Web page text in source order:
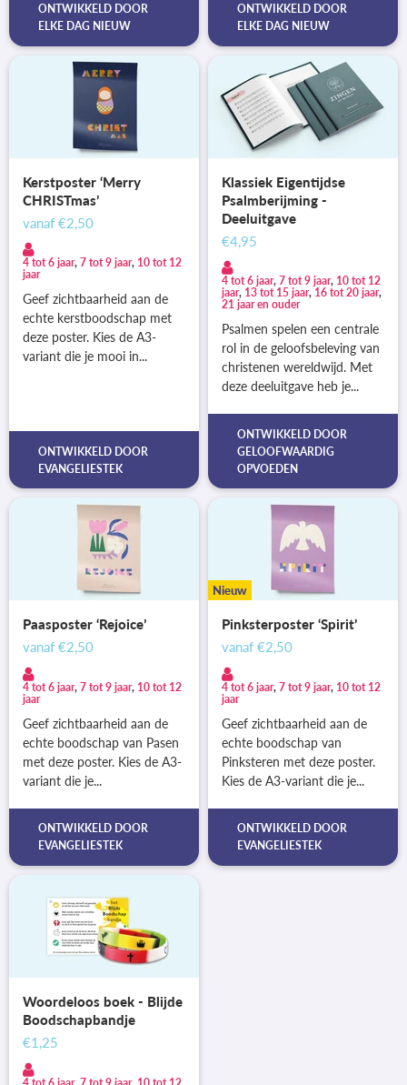
ONTWIKKELD DOOR
ELKE DAG NIEUW
ONTWIKKELD DOOR
ELKE DAG NIEUW
Kerstposter ‘Merry
CHRISTmas’
vanaf €2,50
4 tot 6 jaar, 7 tot 9 jaar, 10 tot 12
jaar
Geef zichtbaarheid aan de
echte kerstboodschap met
deze poster. Kies de A3-
variant die je mooi in...
ONTWIKKELD DOOR
EVANGELIESTEK
Klassiek Eigentijdse
Psalmberijming -
Deeluitgave
€4,95
4 tot 6 jaar, 7 tot 9 jaar, 10 tot 12
jaar, 13 tot 15 jaar, 16 tot 20 jaar,
21 jaar en ouder
Psalmen spelen een centrale
rol in de geloofsbeleving van
christenen wereldwijd. Met
deze deeluitgave heb je...
ONTWIKKELD DOOR
GELOOFWAARDIG
OPVOEDEN
Paasposter ‘Rejoice’
vanaf €2,50
4 tot 6 jaar, 7 tot 9 jaar, 10 tot 12
jaar
Geef zichtbaarheid aan de
echte boodschap van Pasen
met deze poster. Kies de A3-
variant die je...
ONTWIKKELD DOOR
EVANGELIESTEK
Nieuw
Pinksterposter ‘Spirit’
vanaf €2,50
4 tot 6 jaar, 7 tot 9 jaar, 10 tot 12
jaar
Geef zichtbaarheid aan de
echte boodschap van
Pinksteren met deze poster.
Kies de A3-variant die je...
ONTWIKKELD DOOR
EVANGELIESTEK
Woordeloos boek - Blijde
Boodschapbandje
€1,25